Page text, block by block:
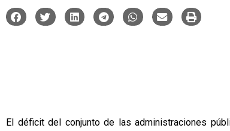
El déficit del conjunto de las administraciones